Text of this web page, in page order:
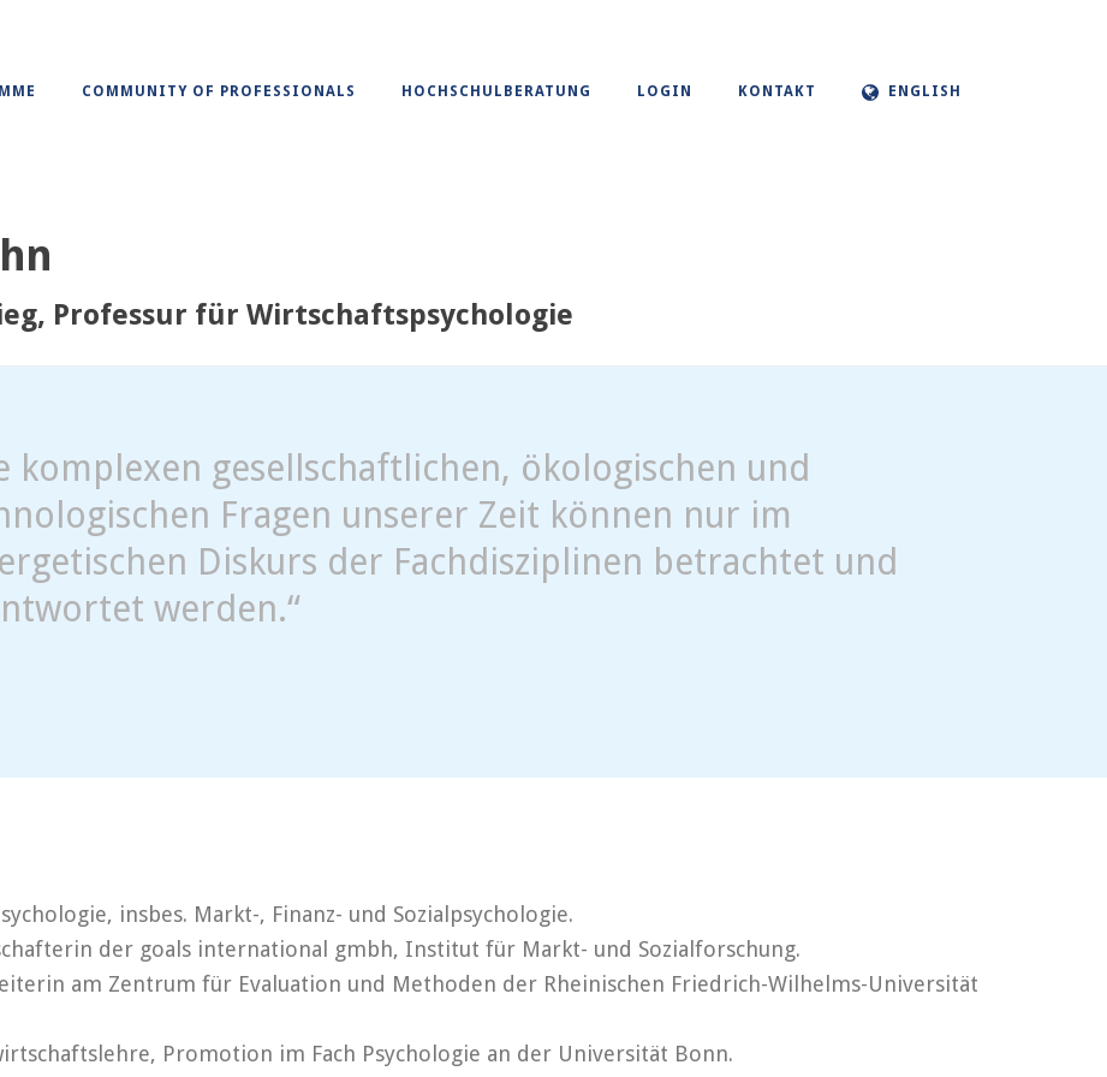
COMMUNITY OF PROFESSIONALS HOCHSCHULBERATUNG LOGIN KONTAKT ENGLISH
Professur für Wirtschaftspsychologie
komplexen gesellschaftlichen, ökologischen und
Fragen unserer Zeit können nur im
Diskurs der Fachdisziplinen betrachtet und
werden.“
insbes. Markt-, Finanz- und Sozialpsychologie.
der goals international gmbh, Institut für Markt- und Sozialforschung.
am Zentrum für Evaluation und Methoden der Rheinischen Friedrich-Wilhelms-Universität
Promotion im Fach Psychologie an der Universität Bonn.